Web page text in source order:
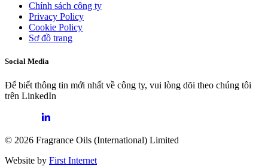
Chính sách công ty
Privacy Policy
Cookie Policy
Sơ đồ trang
Social Media
Để biết thông tin mới nhất về công ty, vui lòng dõi theo chúng tôi
trên LinkedIn
© 2026 Fragrance Oils (International) Limited
Website by First Internet